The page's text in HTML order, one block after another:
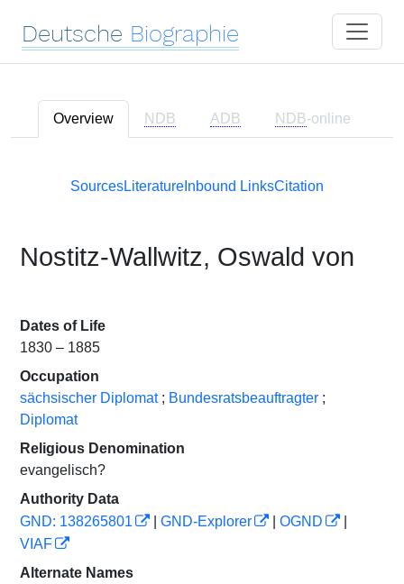
Deutsche Biographie
Overview NDB ADB NDB-online
SourcesLiteratureInbound LinksCitation
Nostitz-Wallwitz, Oswald von
Dates of Life
1830 – 1885
Occupation
sächsischer Diplomat ; Bundesratsbeauftragter ;
Diplomat
Religious Denomination
evangelisch?
Authority Data
GND: 138265801
GND-Explorer OGND
VIAF
Alternate Names